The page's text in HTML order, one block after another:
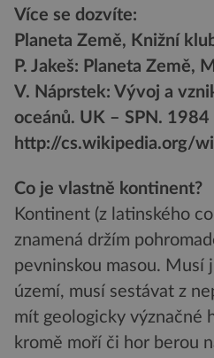
Více se dozvíte:
Planeta Země, Knižní
P. Jakeš: Planeta Země,
V. Náprstek: Vývoj a
oceánů. UK – SPN. 1984
http://cs.wikipedia.org/
Co je vlastně kontinent?
Kontinent (z latinského
znamená držím
pevninskou masou. Musí
území, musí sestávat z
mít geologicky význačné
kromě moří či hor berou